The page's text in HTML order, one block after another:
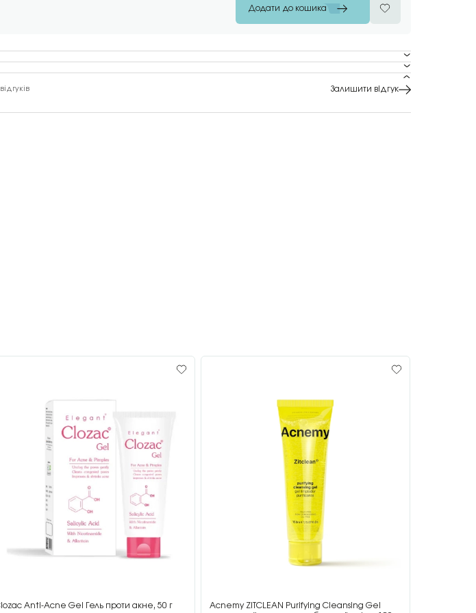
Додати до кошика
Залишити відгук
Anti-Acne Gel Гель проти акне, 50 г
Acnemy ZITCLEAN Purifying Cleansing Gel